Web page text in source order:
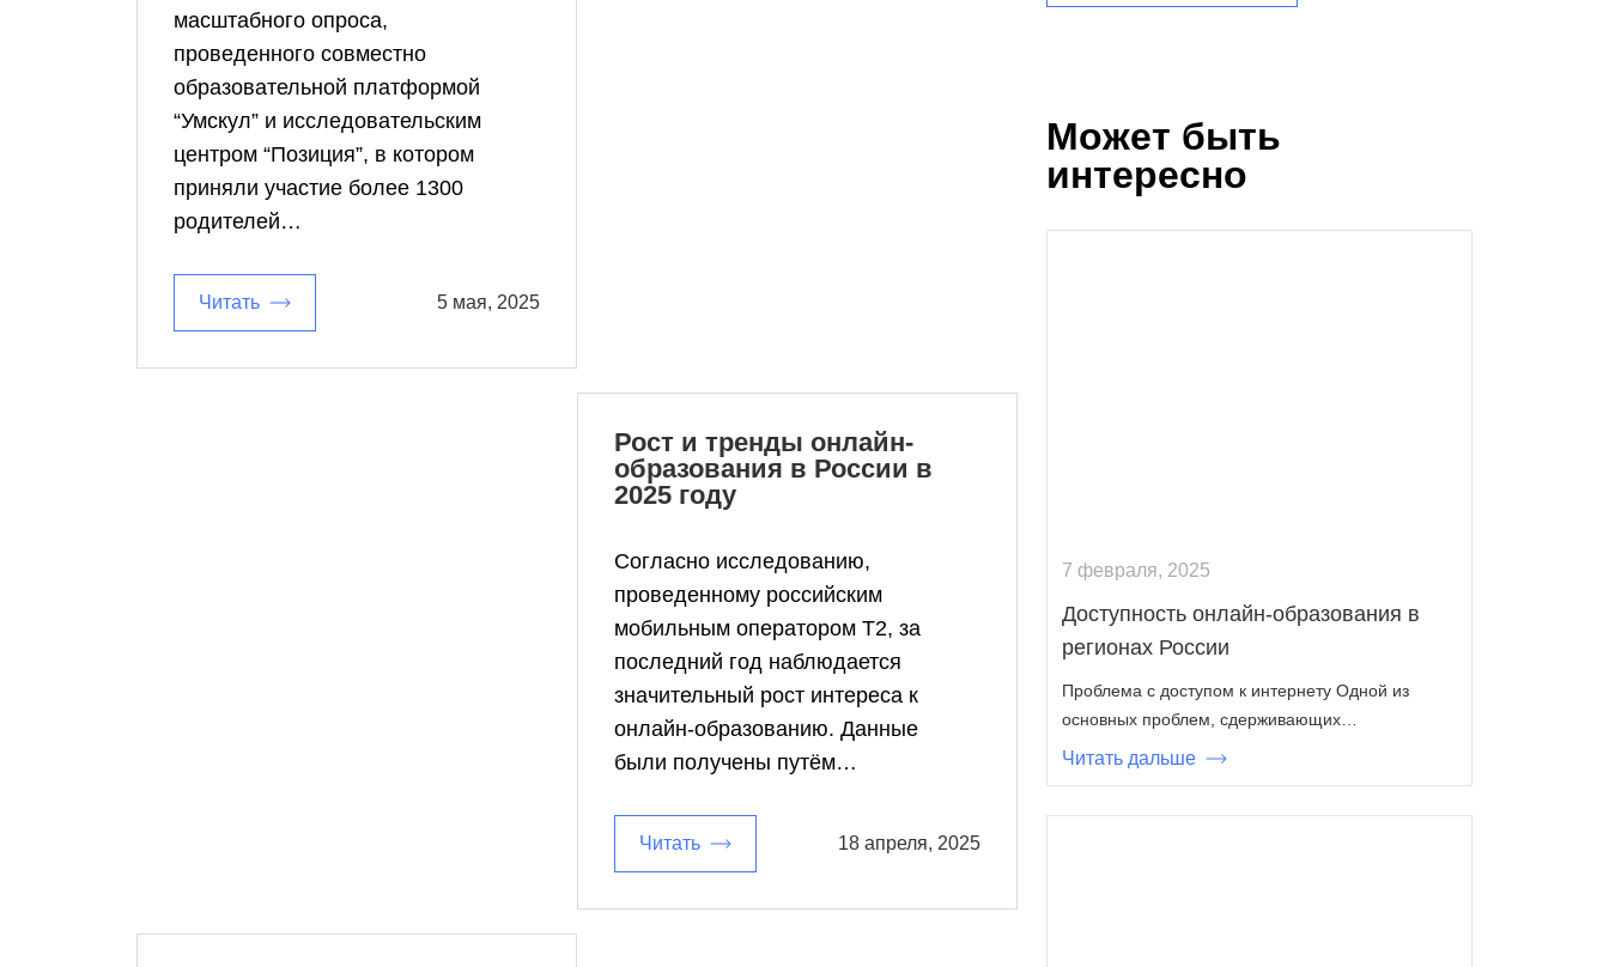
масштабного опроса,
проведенного совместно
образовательной платформой
“Умскул” и исследовательским
центром “Позиция”, в котором
приняли участие более 1300
родителей…
Читать 5 мая, 2025
Рост и тренды онлайн-
образования в России в
2025 году
Согласно исследованию,
проведенному российским
мобильным оператором Т2, за
последний год наблюдается
значительный рост интереса к
онлайн-образованию. Данные
были получены путём…
Читать 18 апреля, 2025
Может быть
интересно
7 февраля, 2025
Доступность онлайн-образования в
регионах России
Проблема с доступом к интернету Одной из
основных проблем, сдерживающих…
Читать дальше